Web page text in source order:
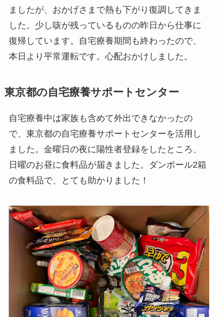
ましたが、おかげさまで熱も下がり復調してきま
した。少し咳が残っているものの昨日から仕事に
復帰しています。自宅療養期間も終わったので、
本日より平常運転です。心配おかけしました。
東京都の自宅療養サポートセンター
自宅療養中は家族も含めて外出できなかったの
で、東京都の自宅療養サポートセンターを活用し
ました。金曜日の夜に陽性者登録をしたところ、
日曜のお昼に食料品が届きました。ダンボール2箱
の食料品で、とても助かりました！